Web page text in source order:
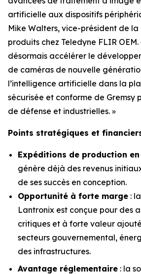
artificielle aux dispositifs
Mike Walters, vice-président de la
produits chez Teledyne FLIR OEM.
désormais accélérer le
de caméras de nouvelle
l’intelligence artificielle dans la
sécurisée et conforme de Gremsy
de défense et industrielles. »
Points stratégiques et
Expéditions de production en
génère déjà des revenus
de ses succès en conception.
Opportunité à forte marge :
Lantronix est conçue pour des
critiques et à forte valeur
secteurs gouvernemental,
des infrastructures.
Avantage réglementaire : la